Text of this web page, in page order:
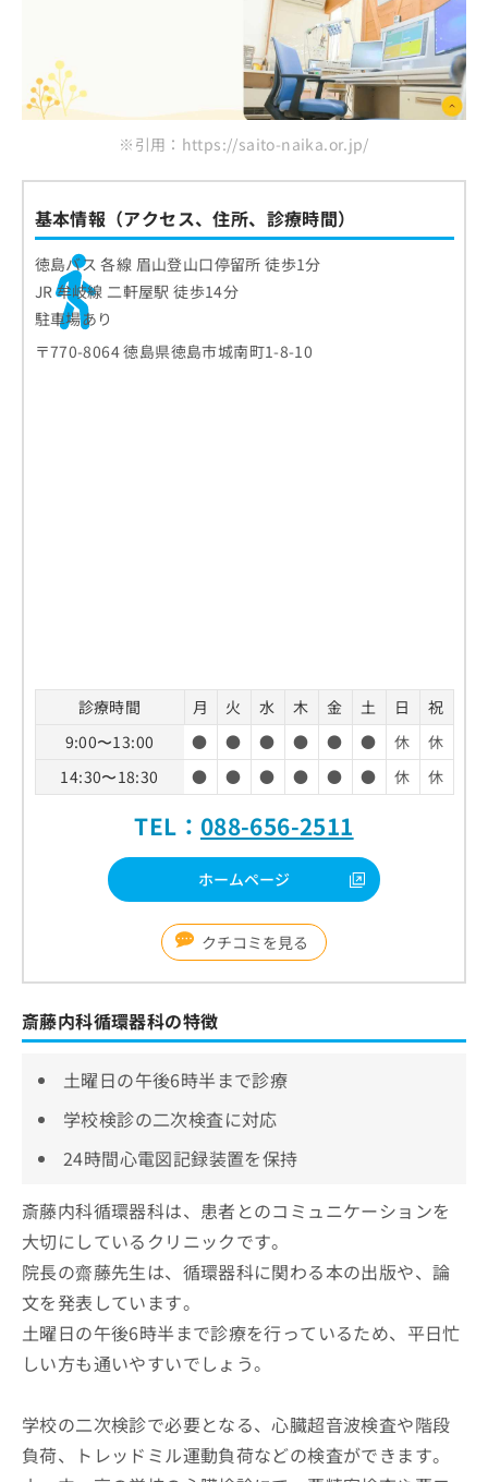
※引用：https://saito-naika.or.jp/
基本情報（アクセス、住所、診療時間）
徳島バス 各線 眉山登山口停留所 徒歩1分
JR 牟岐線 二軒屋駅 徒歩14分
駐車場あり
〒770-8064 徳島県徳島市城南町1-8-10
診療時間 月 火 水 木 金 土 日
祝
9:00〜13:00
● ● ● ● ● ● 休
休
14:30〜18:30
● ● ● ● ● ● 休 休
TEL： 088-656-2511
ホームページ
クチコミを見る
斎藤内科循環器科の特徴
土曜日の午後6時半まで診療
学校検診の二次検査に対応
24時間心電図記録装置を保持
斎藤内科循環器科は、患者とのコミュニケーションを
大切にしているクリニックです。
院長の齋藤先生は、循環器科に関わる本の出版や、論
文を発表しています。
土曜日の午後6時半まで診療を行っているため、平日忙
しい方も通いやすいでしょう。
学校の二次検診で必要となる、心臓超音波検査や階段
負荷、トレッドミル運動負荷などの検査ができます。